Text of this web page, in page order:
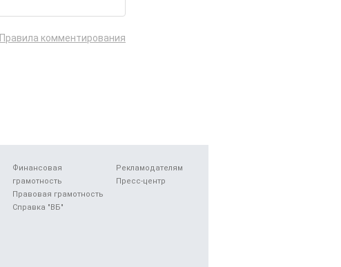
Правила комментирования
Финансовая
грамотность
Правовая грамотность
Справка "ВБ"
Рекламодателям
Пресс-центр